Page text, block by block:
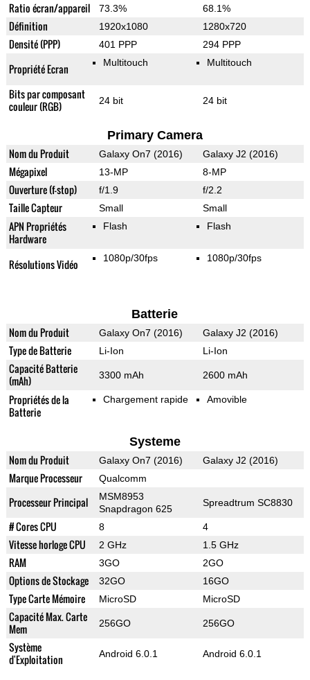
Ratio écran/appareil 73.3% 68.1%
Définition 1920x1080 1280x720
Densité (PPP) 401 PPP 294 PPP
Propriété Ecran Multitouch Multitouch
Bits par composant
couleur (RGB)
24 bit 24 bit
Primary Camera
Nom du Produit Galaxy On7 (2016) Galaxy J2 (2016)
Mégapixel 13-MP 8-MP
Ouverture (f-stop) f/1.9 f/2.2
Taille Capteur Small Small
APN Propriétés
Hardware
Flash Flash
Résolutions Vidéo 1080p/30fps 1080p/30fps
Batterie
Nom du Produit Galaxy On7 (2016) Galaxy J2 (2016)
Type de Batterie Li-Ion Li-Ion
Capacité Batterie
(mAh)
3300 mAh 2600 mAh
Propriétés de la
Batterie
Chargement rapide Amovible
Systeme
Nom du Produit Galaxy On7 (2016) Galaxy J2 (2016)
Marque Processeur Qualcomm
Processeur Principal
MSM8953
Snapdragon 625
Spreadtrum SC8830
# Cores CPU 8 4
Vitesse horloge CPU 2 GHz 1.5 GHz
RAM 3GO 2GO
Options de Stockage 32GO 16GO
Type Carte Mémoire MicroSD MicroSD
Capacité Max. Carte
Mem
256GO 256GO
Système
d'Exploitation
Android 6.0.1 Android 6.0.1